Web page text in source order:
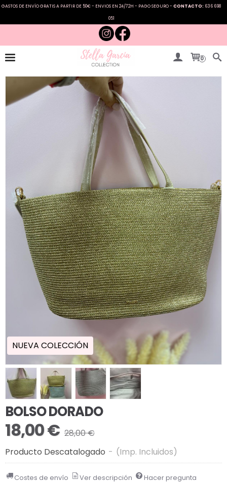
GASTOS DE ENVÍO GRATIS A PARTIR DE 50€ - ENVIOS EN 24/72H - PAGO SEGURO - CONTACTO: 636 698
051
0
NUEVA COLECCIÓN
BOLSO DORADO
18,00 € 28,00 €
Producto Descatalogado - (Imp. Incluidos)
Costes de envío Ver descripción Hacer pregunta